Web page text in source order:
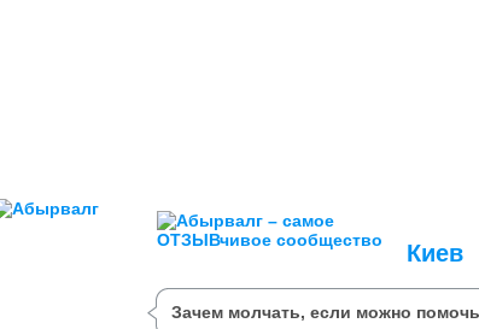
Киев
Зачем молчать, если можно